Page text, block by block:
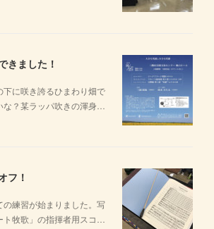
きました！
に咲き誇るひまわり畑で
？某ラッパ吹きの渾身…
フ！
練習が始まりました。写
牧歌」の指揮者用スコ…